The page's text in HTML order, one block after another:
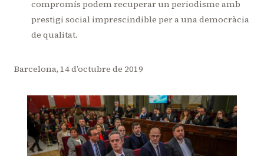
compromís podem recuperar un periodisme amb
prestigi social imprescindible per a una democràcia
de qualitat.
Barcelona, 14 d’octubre de 2019